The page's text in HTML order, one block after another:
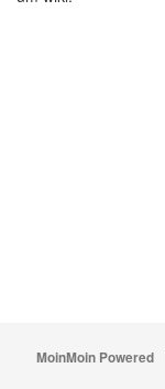
MoinMoin Powered